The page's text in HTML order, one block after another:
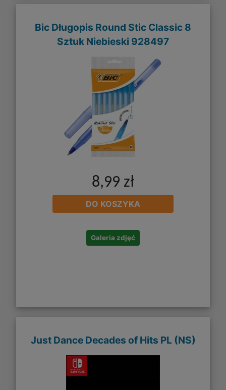
Bic Długopis Round Stic Classic 8
Sztuk Niebieski 928497
8,99 zł
DO KOSZYKA
Galeria zdjęć
Just Dance Decades of Hits​​ PL (NS)